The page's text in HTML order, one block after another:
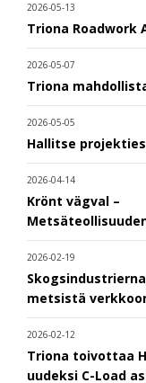
2026-05-13
Triona Roadwork
2026-05-07
Triona
2026-05-05
Hallitse
2026-04-14
Krönt vägval –
2026-02-19
metsistä
2026-02-12
Triona toivottaa
uudeksi C-Load